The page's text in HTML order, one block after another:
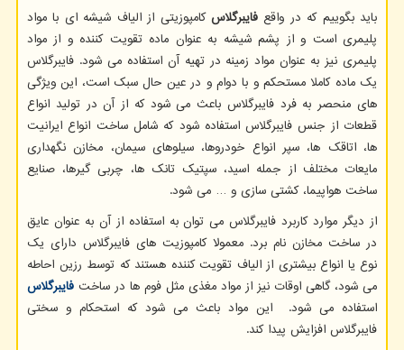
باید بگوییم که در واقعفایبرگلاس کامپوزیتی از الیاف شیشه ای با مواد
پلیمری است و از پشم شیشه به عنوان ماده تقویت کننده و از مواد
پلیمری نیز به عنوان مواد زمینه در تهیه آن استفاده می شود. فایبرگلاس
یک ماده کاملا مستحکم و با دوام و در عین حال سبک است، این ویژگی
های منحصر به فرد فایبرگلاس باعث می شود که از آن در تولید انواع
قطعات از جنس فایبرگلاس استفاده شود که شامل ساخت انواع ایرانیت
ها، اتاقک ها، سپر انواع خودروها، سیلوهای سیمان، مخازن نگهداری
مایعات مختلف از جمله اسید، سپتیک تانک ها، چربی گیرها، صنایع
ساخت هواپیما، کشتی سازی و … می شود.
از دیگر موارد کاربرد فایبرگلاس می توان به استفاده از آن به عنوان عایق
در ساخت مخازن نام برد. معمولا کامپوزیت های فایبرگلاس دارای یک
نوع یا انواع بیشتری از الیاف تقویت کننده هستند که توسط رزین احاطه
می شود، گاهی اوقات نیز از مواد مغذی مثل فوم ها در ساخت فایبرگلاس
استفاده می شود. این مواد باعث می شود که استحکام و سختی
فایبرگلاس افزایش پیدا کند.